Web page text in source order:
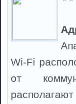
Wi-Fi
от